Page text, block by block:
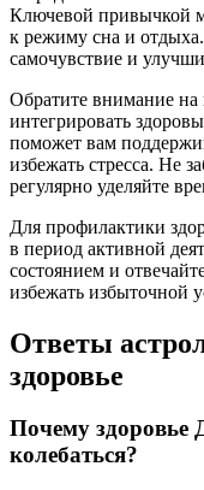
Ключевой привычкой
к режиму сна и
самочувствие и
Обратите внимание на
интегрировать
поможет вам
избежать стресса. Не
регулярно уделяйте
Для профилактики
в период активной
состоянием и
избежать избыточной
Ответы
здоровье
Почему здоровье
колебаться?